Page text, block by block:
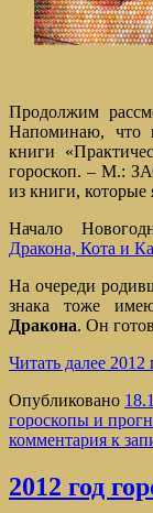
Продолжим
Напоминаю, что
книги
гороскоп. – М.:
из книги, которые
Начало
Дракона, Кота и
На очереди
знака тоже
Дракона. Он
Читать далее 2012
Опубликовано
гороскопы и
комментария к
2012 год